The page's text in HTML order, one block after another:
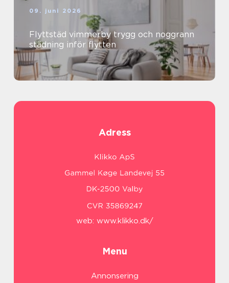
09. juni 2026
Flyttstäd vimmerby trygg och noggrann
städning inför flytten
Adress
web: www.klikko.dk/
Menu
Annonsering